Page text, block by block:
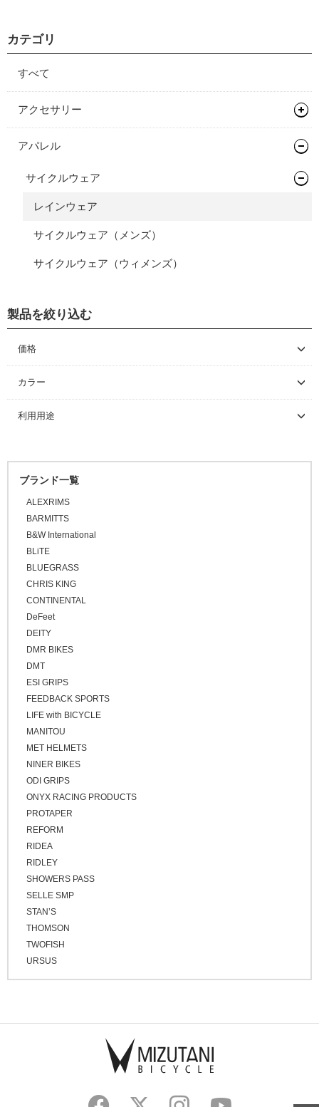
カテゴリ
すべて
アクセサリー
バッグ類
アパレル
サイクルウェア
レインウェア
サイクルウェア（メンズ）
サイクルウェア（ウィメンズ）
製品を絞り込む
価格
～ \5,000
\5,001 ～ 10,000
\10,001 ～ 20,000
\30,001 ～ 50,000
\50,001 ～
カラー
利用用途
ブランド一覧
ALEXRIMS
BARMITTS
B&W International
BLiTE
BLUEGRASS
CHRIS KING
CONTINENTAL
DeFeet
DEITY
DMR BIKES
DMT
ESI GRIPS
FEEDBACK SPORTS
LIFE with BICYCLE
MANITOU
MET HELMETS
NINER BIKES
ODI GRIPS
ONYX RACING PRODUCTS
PROTAPER
REFORM
RIDEA
RIDLEY
SHOWERS PASS
SELLE SMP
STAN’S
THOMSON
TWOFISH
URSUS